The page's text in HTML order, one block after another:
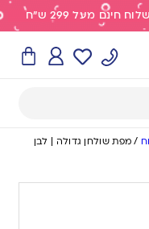
/ מפת שולחן גדולה | לבן